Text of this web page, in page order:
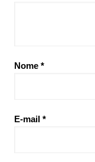
Nome *
E-mail *